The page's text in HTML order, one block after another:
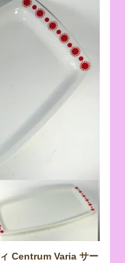
Centrum Varia サー